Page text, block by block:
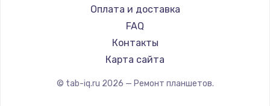
Dell
HP
Getac
ZTE
Оплата и доставка
FAQ
Контакты
Карта сайта
© tab-iq.ru 2026 — Ремонт планшетов.